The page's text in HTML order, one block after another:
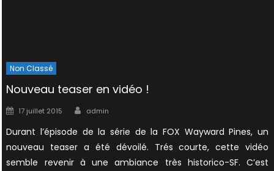
Non Classé
Nouveau teaser en vidéo !
Posted
17 juillet 2015 Author
admin
Durant l’épisode de la série de la FOX Wayward Pines, un
nouveau teaser a été dévoilé. Trés courte, cette vidéo
semble revenir à une ambiance très historico-SF. C’est